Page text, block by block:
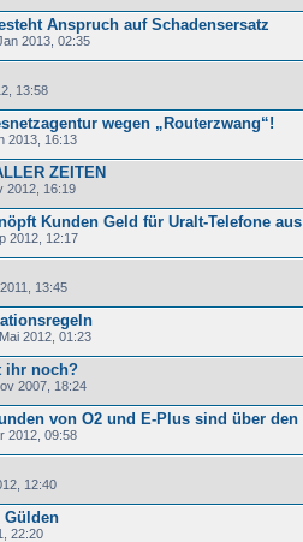
Anspruch auf Schadensersatz
2013, 02:35
13:58
wegen „Routerzwang“!
2013, 16:13
ZEITEN
2012, 16:19
Kunden Geld für Uralt-Telefone
2012, 12:17
13:45
2012, 01:23
ihr noch?
2007, 18:24
von O2 und E-Plus sind über den
2012, 09:58
12:40
Gülden
22:20